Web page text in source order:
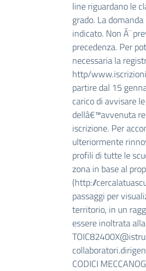
line riguardano le
grado. La
indicato. Non Ã¨
precedenza. Per
necessaria la
http/
partire dal 15
carico di avvisare
dellâ€™avvenuta
iscrizione. Per
ulteriormente
profili di tutte le
zona in base al
(http://
passaggi per
territorio, in un
essere inoltrata
CODICI